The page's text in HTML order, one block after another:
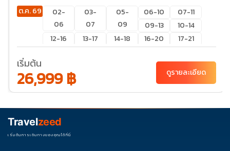
ต.ค. 69
02-
06
03-
07
05-
09
06-10
07-11
09-13
10-14
12-16
13-17 14-18 16-20
17-21
28-01
29-
02
31-04
พ.ย. 69
01-05
03-
04-
05-
07-11
10-14
เริ่มต้น
26,999 ฿ ดูรายละเอียด
Travelzeed
เริ่มต้นการเดินทางของคุณได้ที่นี่